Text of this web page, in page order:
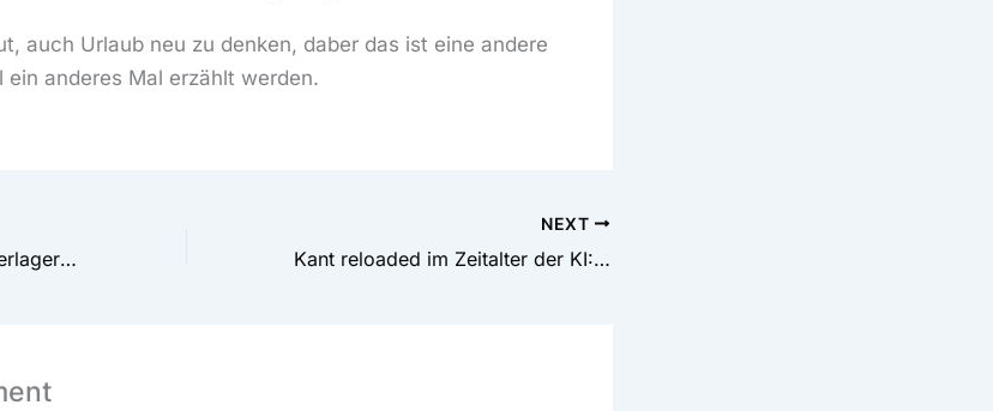
auch Urlaub neu zu denken, daber das ist eine andere
ein anderes Mal erzählt werden.
Home Office in den Zug verlagern: funktioniert das?
NEXT
Kant reloaded im Zeitalter der KI: Kritisches Denken ist nicht delegierbar und Agilität setzt ein in Beziehung sein voraus.